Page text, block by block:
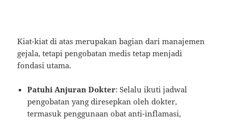
Kiat-kiat di atas merupakan bagian dari manajemen
gejala, tetapi pengobatan medis tetap menjadi
fondasi utama.
Patuhi Anjuran Dokter: Selalu ikuti jadwal
pengobatan yang diresepkan oleh dokter,
termasuk penggunaan obat anti-inflamasi,